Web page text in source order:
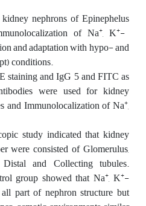
nephrons of Epinephelus
of Na+, K+-
and adaptation with hypo- and
conditions.
staining and IgG 5 and FITC as
were used for kidney
and Immunolocalization of Na+,
study indicated that kidney
were consisted of Glomerulus,
and Collecting tubules.
group showed that Na+, K+-
part of nephron structure but